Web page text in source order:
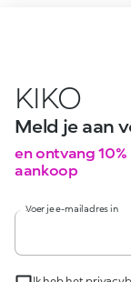
KIKO
Meld je aan
en ontvang
aankoop
Voer je e-mailadres in